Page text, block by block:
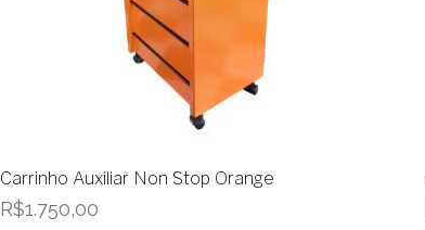
Carrinho Auxiliar Non Stop Orange
R$1.750,00